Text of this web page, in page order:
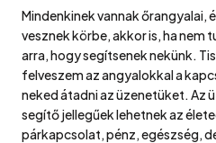
Mindenkinek vannak őrangyalai,
vesznek körbe, akkor is, ha nem
arra, hogy segítsenek nekünk.
felveszem az angyalokkal a
neked átadni az üzenetüket. Az
segítő jellegűek lehetnek az
párkapcsolat, pénz, egészség,